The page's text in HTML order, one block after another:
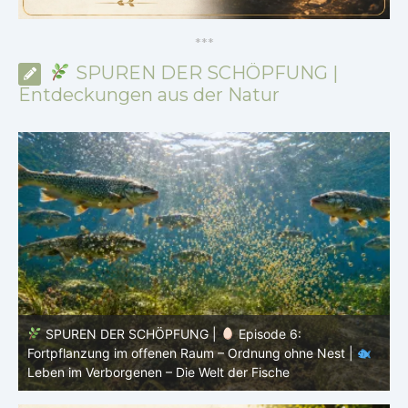
***
SPUREN DER SCHÖPFUNG |
Entdeckungen aus der Natur
SPUREN DER SCHÖPFUNG |
Episode 5: Schutz ohne
Panzer – Tarnung, Farbe und Form |
Leben im
Verborgenen – Die Welt der Fische